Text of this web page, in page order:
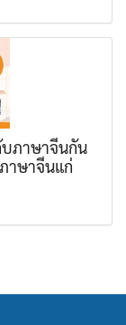
บภาษาจีนกัน
าษาจีนแก่